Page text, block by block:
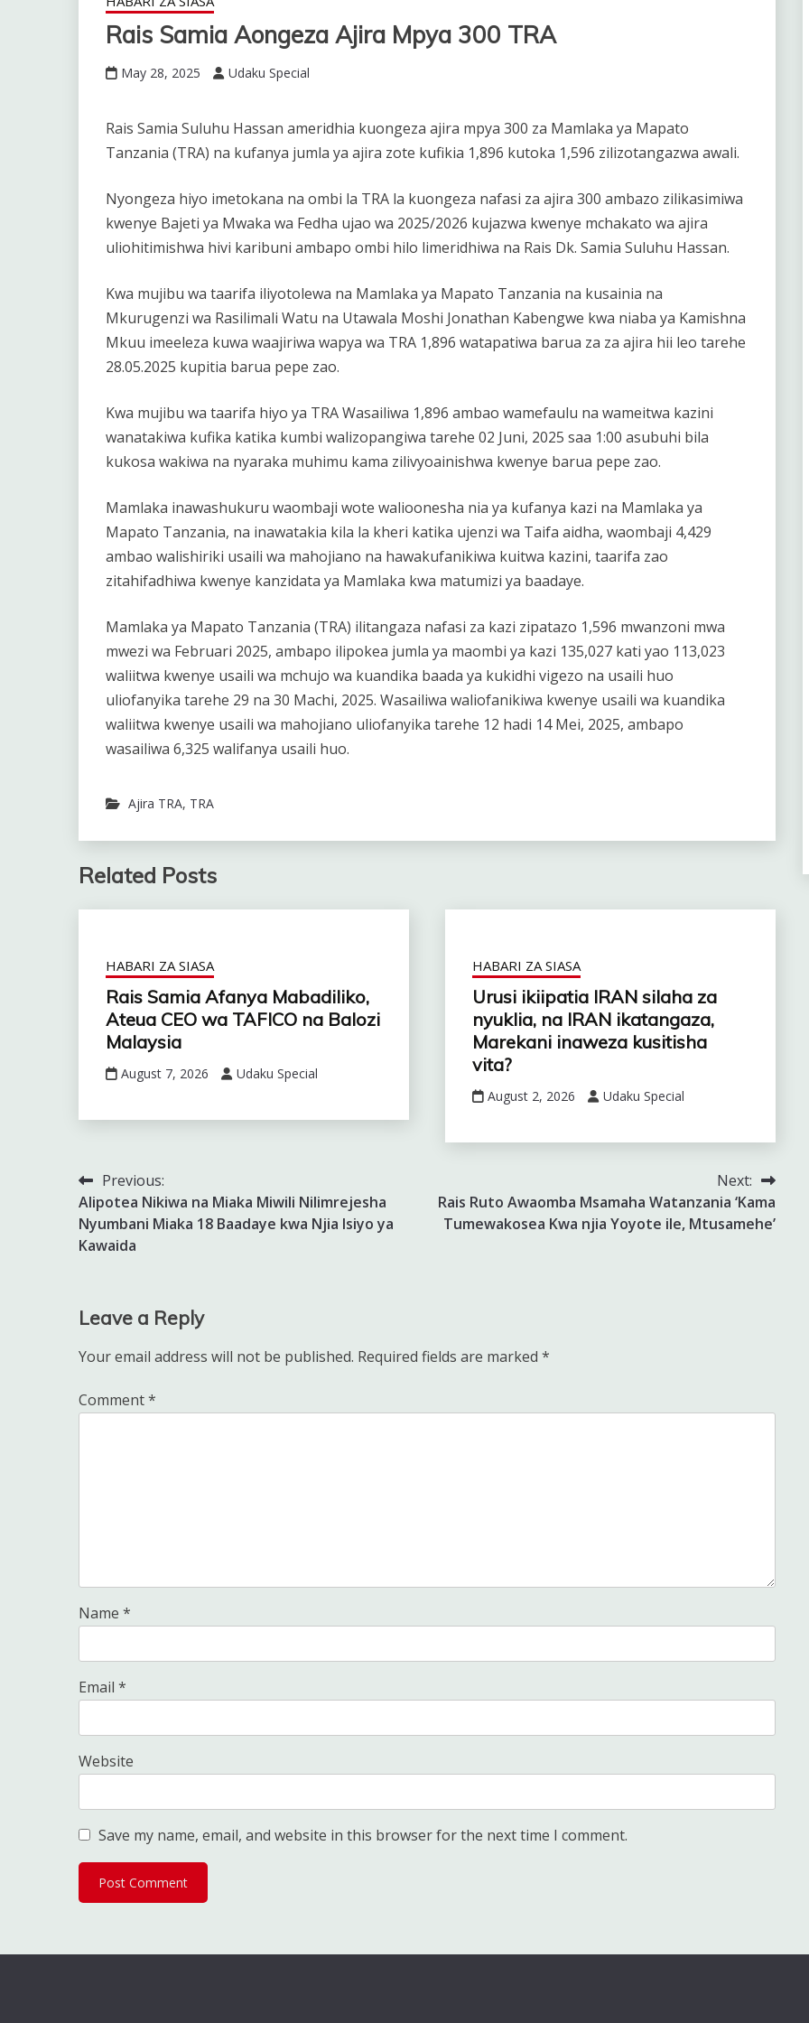
Rais Samia Aongeza Ajira Mpya 300 TRA
May 28, 2025 Udaku Special
Rais Samia Suluhu Hassan ameridhia kuongeza ajira mpya 300 za Mamlaka ya Mapato
Tanzania (TRA) na kufanya jumla ya ajira zote kufikia 1,896 kutoka 1,596 zilizotangazwa awali.
Nyongeza hiyo imetokana na ombi la TRA la kuongeza nafasi za ajira 300 ambazo zilikasimiwa
kwenye Bajeti ya Mwaka wa Fedha ujao wa 2025/2026 kujazwa kwenye mchakato wa ajira
uliohitimishwa hivi karibuni ambapo ombi hilo limeridhiwa na Rais Dk. Samia Suluhu Hassan.
Kwa mujibu wa taarifa iliyotolewa na Mamlaka ya Mapato Tanzania na kusainia na
Mkurugenzi wa Rasilimali Watu na Utawala Moshi Jonathan Kabengwe kwa niaba ya Kamishna
Mkuu imeeleza kuwa waajiriwa wapya wa TRA 1,896 watapatiwa barua za za ajira hii leo tarehe
28.05.2025 kupitia barua pepe zao.
Kwa mujibu wa taarifa hiyo ya TRA Wasailiwa 1,896 ambao wamefaulu na wameitwa kazini
wanatakiwa kufika katika kumbi walizopangiwa tarehe 02 Juni, 2025 saa 1:00 asubuhi bila
kukosa wakiwa na nyaraka muhimu kama zilivyoainishwa kwenye barua pepe zao.
Mamlaka inawashukuru waombaji wote walioonesha nia ya kufanya kazi na Mamlaka ya
Mapato Tanzania, na inawatakia kila la kheri katika ujenzi wa Taifa aidha, waombaji 4,429
ambao walishiriki usaili wa mahojiano na hawakufanikiwa kuitwa kazini, taarifa zao
zitahifadhiwa kwenye kanzidata ya Mamlaka kwa matumizi ya baadaye.
Mamlaka ya Mapato Tanzania (TRA) ilitangaza nafasi za kazi zipatazo 1,596 mwanzoni mwa
mwezi wa Februari 2025, ambapo ilipokea jumla ya maombi ya kazi 135,027 kati yao 113,023
waliitwa kwenye usaili wa mchujo wa kuandika baada ya kukidhi vigezo na usaili huo
uliofanyika tarehe 29 na 30 Machi, 2025. Wasailiwa waliofanikiwa kwenye usaili wa kuandika
waliitwa kwenye usaili wa mahojiano uliofanyika tarehe 12 hadi 14 Mei, 2025, ambapo
wasailiwa 6,325 walifanya usaili huo.
Ajira TRA, TRA
Related Posts
HABARI ZA SIASA
Rais Samia Afanya Mabadiliko,
Ateua CEO wa TAFICO na Balozi
Malaysia
August 7, 2026 Udaku Special
HABARI ZA SIASA
Urusi ikiipatia IRAN silaha za
nyuklia, na IRAN ikatangaza,
Marekani inaweza kusitisha
vita?
August 2, 2026 Udaku Special
Post
navigation
Previous:
Alipotea Nikiwa na Miaka Miwili Nilimrejesha
Nyumbani Miaka 18 Baadaye kwa Njia Isiyo ya
Kawaida
Next:
Rais Ruto Awaomba Msamaha Watanzania ‘Kama
Tumewakosea Kwa njia Yoyote ile, Mtusamehe’
Leave a Reply
Your email address will not be published. Required fields are marked *
Comment*
Name *
Email *
Website
Save my name, email, and website in this browser for the next time I comment.